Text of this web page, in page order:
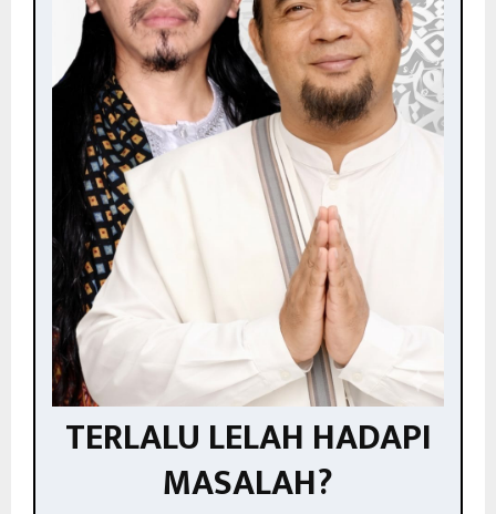
TERLALU LELAH HADAPI
MASALAH?